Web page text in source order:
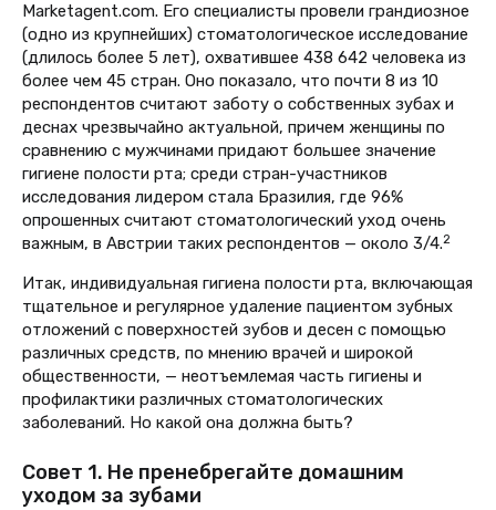
Marketagent.com. Его специалисты провели грандиозное
(одно из крупнейших) стоматологическое исследование
(длилось более 5 лет), охватившее 438 642 человека из
более чем 45 стран. Оно показало, что почти 8 из 10
респондентов считают заботу о собственных зубах и
деснах чрезвычайно актуальной, причем женщины по
сравнению с мужчинами придают большее значение
гигиене полости рта; среди стран-участников
исследования лидером стала Бразилия, где 96%
опрошенных считают стоматологический уход очень
важным, в Австрии таких респондентов — около 3/4.2
Итак, индивидуальная гигиена полости рта, включающая
тщательное и регулярное удаление пациентом зубных
отложений с поверхностей зубов и десен с помощью
различных средств, по мнению врачей и широкой
общественности, — неотъемлемая часть гигиены и
профилактики различных стоматологических
заболеваний. Но какой она должна быть?
Совет 1. Не пренебрегайте домашним
уходом за зубами